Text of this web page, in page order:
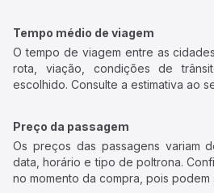
Tempo médio de viagem
O tempo de viagem entre as
rota, viação, condições de
escolhido. Consulte a estimativa ao
Preço da passagem
Os preços das passagens variam
data, horário e tipo de poltrona.
no momento da compra, pois